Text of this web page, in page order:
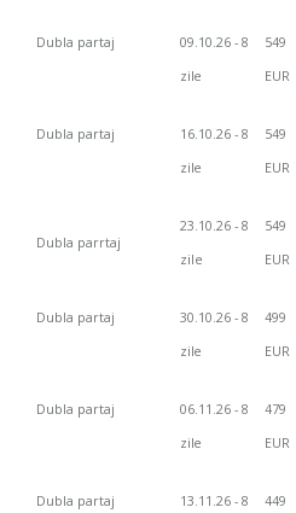
Dubla partaj
09.10.26 - 8
zile
549
EUR
Dubla partaj
16.10.26 - 8
zile
549
EUR
Dubla parrtaj
23.10.26 - 8
zile
549
EUR
Dubla partaj
30.10.26 - 8
zile
499
EUR
Dubla partaj
06.11.26 - 8
zile
479
EUR
Dubla partaj
13.11.26 - 8
449